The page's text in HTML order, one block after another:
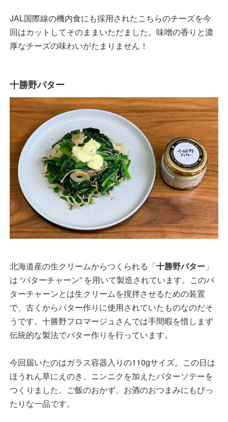
JAL国際線の機内食にも採用されたこちらのチーズを今
回はカットしてそのままいただました。味噌の香りと濃
厚なチーズの味わいがたまりません！
十勝野バター
北海道産の生クリームからつくられる「十勝野バター 」
は “バターチャーン” を用いて製造されています。このバ
ターチャーンとは生クリームを撹拌させるための装置
で、古くからバター作りに使用されていたものなのだそ
うです。十勝野フロマージュさんでは手間暇を惜しまず
伝統的な製法でバター作りを行っています。
今回届いたのはガラス容器入りの110gサイズ。この日は
ほうれん草にえのき、ニンニクを加えたバターソテーを
つくりました。ご飯のおかず、お酒のおつまみにもぴっ
たりな一品です。